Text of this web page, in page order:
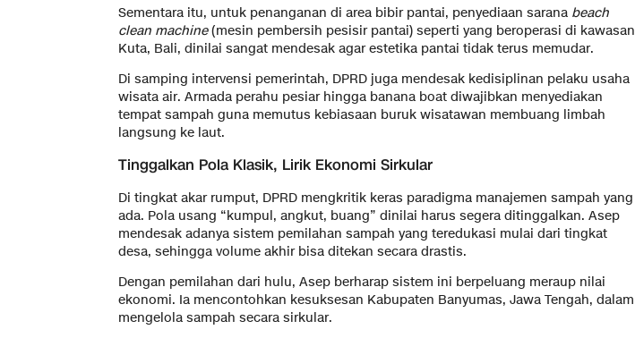
​Sementara itu, untuk penanganan di area bibir pantai, penyediaan sarana beach
clean machine(mesin pembersih pesisir pantai) seperti yang beroperasi di kawasan
Kuta, Bali, dinilai sangat mendesak agar estetika pantai tidak terus memudar.
​Di samping intervensi pemerintah, DPRD juga mendesak kedisiplinan pelaku usaha
wisata air. Armada perahu pesiar hingga banana boat diwajibkan menyediakan
tempat sampah guna memutus kebiasaan buruk wisatawan membuang limbah
langsung ke laut.
​Tinggalkan Pola Klasik, Lirik Ekonomi Sirkular
​Di tingkat akar rumput, DPRD mengkritik keras paradigma manajemen sampah yang
ada. Pola usang “kumpul, angkut, buang” dinilai harus segera ditinggalkan. Asep
mendesak adanya sistem pemilahan sampah yang teredukasi mulai dari tingkat
desa, sehingga volume akhir bisa ditekan secara drastis.
​Dengan pemilahan dari hulu, Asep berharap sistem ini berpeluang meraup nilai
ekonomi. Ia mencontohkan kesuksesan Kabupaten Banyumas, Jawa Tengah, dalam
mengelola sampah secara sirkular.